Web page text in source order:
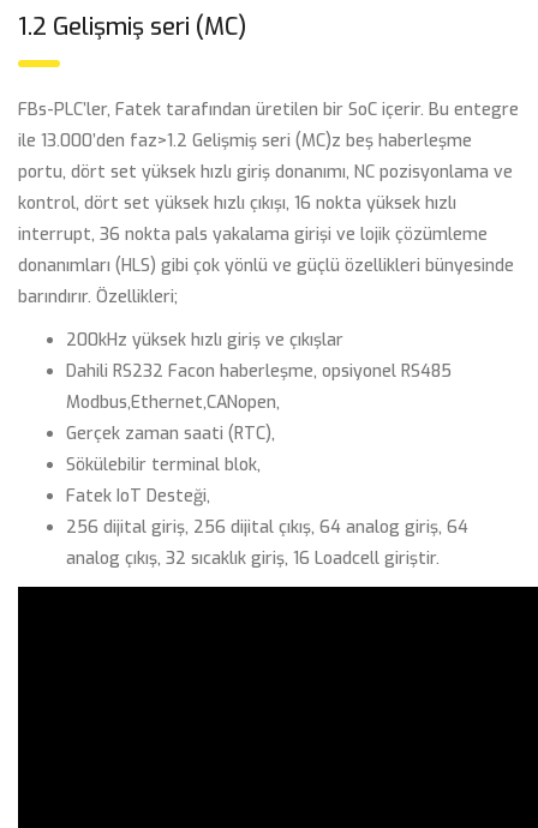
1.2 Gelişmiş seri (MC)
FBs-PLC’ler, Fatek tarafından üretilen bir SoC içerir. Bu entegre
ile 13.000’den faz>1.2 Gelişmiş seri (MC)z beş haberleşme
portu, dört set yüksek hızlı giriş donanımı, NC pozisyonlama ve
kontrol, dört set yüksek hızlı çıkışı, 16 nokta yüksek hızlı
interrupt, 36 nokta pals yakalama girişi ve lojik çözümleme
donanımları (HLS) gibi çok yönlü ve güçlü özellikleri bünyesinde
barındırır. Özellikleri;
200kHz yüksek hızlı giriş ve çıkışlar
Dahili RS232 Facon haberleşme, opsiyonel RS485
Modbus,Ethernet,CANopen,
Gerçek zaman saati (RTC),
Sökülebilir terminal blok,
Fatek IoT Desteği,
256 dijital giriş, 256 dijital çıkış, 64 analog giriş, 64
analog çıkış, 32 sıcaklık giriş, 16 Loadcell giriştir.